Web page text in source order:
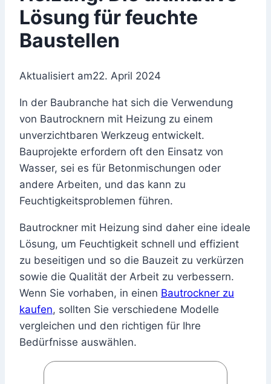
Lösung für feuchte
Baustellen
Aktualisiert am22. April 2024
In der Baubranche hat sich die Verwendung
von Bautrocknern mit Heizung zu einem
unverzichtbaren Werkzeug entwickelt.
Bauprojekte erfordern oft den Einsatz von
Wasser, sei es für Betonmischungen oder
andere Arbeiten, und das kann zu
Feuchtigkeitsproblemen führen.
Bautrockner mit Heizung sind daher eine ideale
Lösung, um Feuchtigkeit schnell und effizient
zu beseitigen und so die Bauzeit zu verkürzen
sowie die Qualität der Arbeit zu verbessern.
Wenn Sie vorhaben, in einen Bautrockner zu
kaufen, sollten Sie verschiedene Modelle
vergleichen und den richtigen für Ihre
Bedürfnisse auswählen.